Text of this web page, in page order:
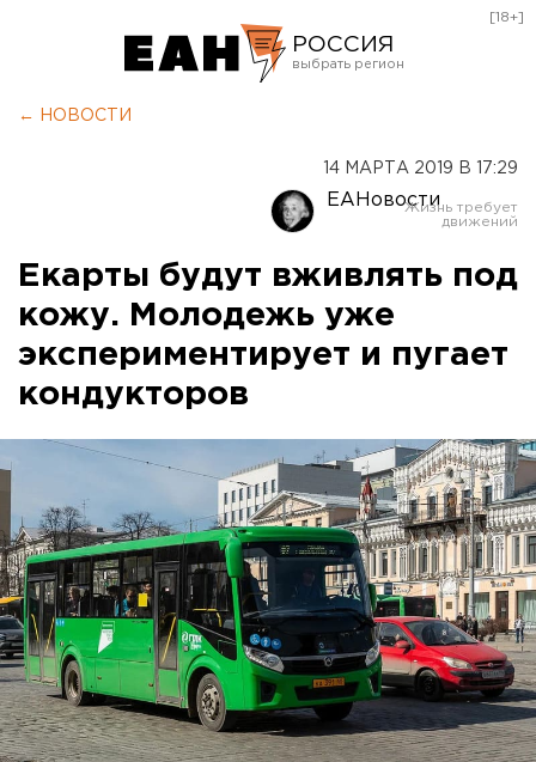
РОССИЯ
Оренбург
[18+]
← НОВОСТИ
14 МАРТА 2019 В 17:29
ЕАНовости
Екарты будут вживлять под
кожу. Молодежь уже
экспериментирует и пугает
кондукторов